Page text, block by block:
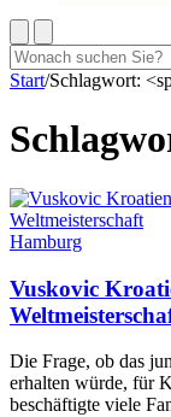
Suchen
nach:
Start/Schlagwort:
Hamburg
Vuskovic
Die Frage, ob das
erhalten würde, für
beschäftigte viele